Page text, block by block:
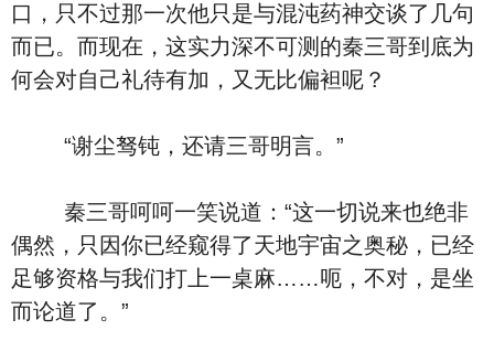
口，只不过那一次他只是与混沌药神交谈了几句
而已。而现在，这实力深不可测的秦三哥到底为
何会对自己礼待有加，又无比偏袒呢？
“谢尘驽钝，还请三哥明言。”
秦三哥呵呵一笑说道：“这一切说来也绝非
偶然，只因你已经窥得了天地宇宙之奥秘，已经
足够资格与我们打上一桌麻……呃，不对，是坐
而论道了。”